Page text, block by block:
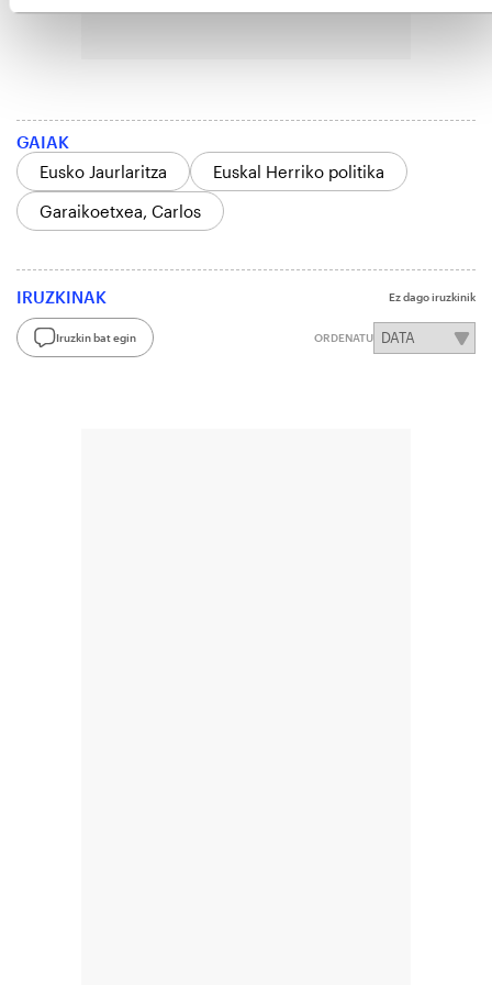
GAIAK
Eusko Jaurlaritza
Euskal Herriko politika
Garaikoetxea, Carlos
IRUZKINAK Ez dago iruzkinik
Iruzkin bat egin ORDENATU